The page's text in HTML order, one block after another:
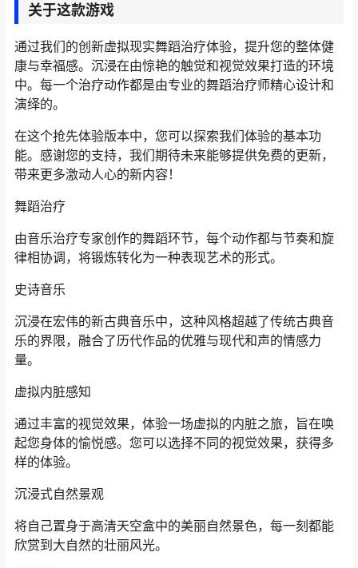
关于这款游戏
通过我们的创新虚拟现实舞蹈治疗体验，提升您的整体健
康与幸福感。沉浸在由惊艳的触觉和视觉效果打造的环境
中。每一个治疗动作都是由专业的舞蹈治疗师精心设计和
演绎的。
在这个抢先体验版本中，您可以探索我们体验的基本功
能。感谢您的支持，我们期待未来能够提供免费的更新，
带来更多激动人心的新内容！
舞蹈治疗
由音乐治疗专家创作的舞蹈环节，每个动作都与节奏和旋
律相协调，将锻炼转化为一种表现艺术的形式。
史诗音乐
沉浸在宏伟的新古典音乐中，这种风格超越了传统古典音
乐的界限，融合了历代作品的优雅与现代和声的情感力
量。
虚拟内脏感知
通过丰富的视觉效果，体验一场虚拟的内脏之旅，旨在唤
起您身体的愉悦感。您可以选择不同的视觉效果，获得多
样的体验。
沉浸式自然景观
将自己置身于高清天空盒中的美丽自然景色，每一刻都能
欣赏到大自然的壮丽风光。